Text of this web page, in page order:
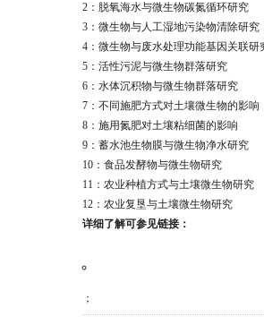
2：脱氧海水与微生物碳氮循环研究
3：微生物与人工湿地污染物清除研究
4：微生物与废水处理功能基因关联研
5：活性污泥与微生物群落研究
6：水体沉积物与微生物群落研究
7：不同施肥方式对土壤微生物的影响
8：施用氮肥对土壤粘细菌的影响
9：蓄水池生物膜与微生物净水研究
10：食品发酵物与微生物研究
11：农业种植方式与土壤微生物研究
12：农业复垦与土壤微生物研究
详细了解可参见链接：
；